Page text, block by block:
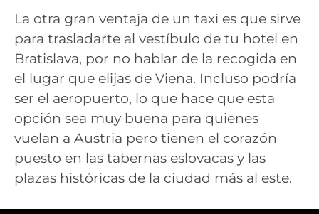
La otra gran ventaja de un taxi es que sirve
para trasladarte al vestíbulo de tu hotel en
Bratislava, por no hablar de la recogida en
el lugar que elijas de Viena. Incluso podría
ser el aeropuerto, lo que hace que esta
opción sea muy buena para quienes
vuelan a Austria pero tienen el corazón
puesto en las tabernas eslovacas y las
plazas históricas de la ciudad más al este.